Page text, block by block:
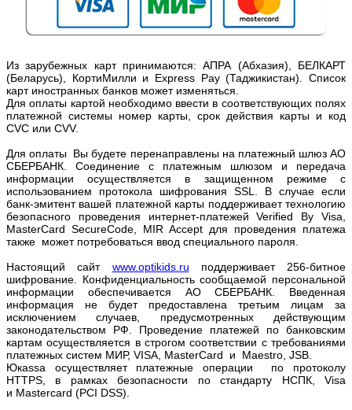
Из зарубежных карт принимаются: АПРА (Абхазия), БЕЛКАРТ
(Беларусь), КортиМилли и Express Pay (Таджикистан). Список
карт иностранных банков может изменяться.
Для оплаты картой необходимо ввести в соответствующих полях
платежной системы номер карты, срок действия карты и код
CVC или CVV.
Для оплаты Вы будете перенаправлены на платежный шлюз АО
СБЕРБАНК. Соединение с платежным шлюзом и передача
информации осуществляется в защищенном режиме с
использованием протокола шифрования SSL. В случае если
банк-эмитент вашей платежной карты поддерживает технологию
безопасного проведения интернет-платежей Verified By Visa,
MasterCard SecureCode, MIR Accept для проведения платежа
также может потребоваться ввод специального пароля.
Настоящий сайт www.optikids.ru поддерживает 256-битное
шифрование. Конфиденциальность сообщаемой персональной
информации обеспечивается АО СБЕРБАНК. Введенная
информация не будет предоставлена третьим лицам за
исключением случаев, предусмотренных действующим
законодательством РФ. Проведение платежей по банковским
картам осуществляется в строгом соответствии с требованиями
платежных систем МИР, VISA, MasterCard и Maestro, JSB.
Юкаssa осуществляет платежные операции по протоколу
HTTPS, в рамках безопасности по стандарту НСПК, Visa
и Mastercard (PCI DSS).